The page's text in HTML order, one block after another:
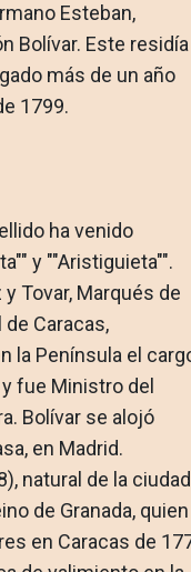
Esteban,
Bolívar. Este residía
más de un año
1799.
ha venido
y ""Aristiguieta"".
Tovar, Marqués de
Caracas,
la Península el
fue Ministro del
Bolívar se alojó
en Madrid.
natural de la ciudad
de Granada, quien
en Caracas de